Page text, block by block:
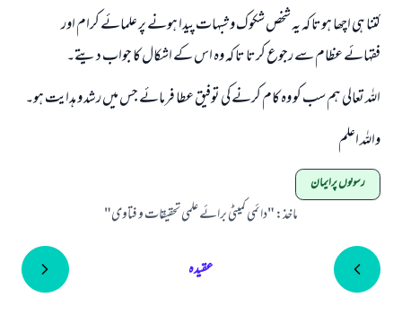
کتنا ہی اچھا ہوتا کہ یہ شخص شکوک و شبہات پیدا ہونے پر علمائے کرام اور
فقہائے عظام سے رجوع کرتا تا کہ وہ اس کے اشکال کا جواب دیتے۔
اللہ تعالی ہم سب کو وہ کام کرنے کی توفیق عطا فرمائے جس میں رشد و ہدایت ہو۔
واللہ اعلم
رسولوں پرایمان
ماخذ:"دائمی کمیٹی برائے علمی تحقیقات و فتاوی"
عقیدہ